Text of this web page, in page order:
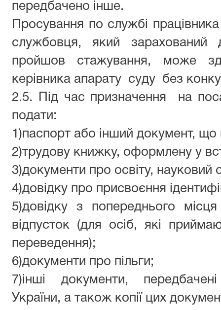
передбачено інше.
Просування по службі
службовця, який
пройшов стажування, може
керівника апарату
суду
без
2.5. Під час призначення
на
подати:
1)паспорт або інший документ, що
2)трудову книжку, оформлену у
3)документи про освіту, науковий
4)довідку про присвоєння
5)довідку з попереднього
відпусток (для осіб, які
переведення);
6)документи про пільги;
7)інші документи,
України, а також копії цих